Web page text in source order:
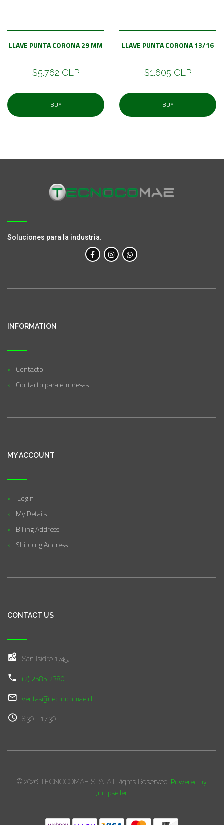
LLAVE PUNTA CORONA 29 MM
$5.762 CLP
BUY
LLAVE PUNTA CORONA 13/16
$1.605 CLP
BUY
Soluciones para la industria.
INFORMATION
Contacto
Contacto para empresas
MY ACCOUNT
Login
My Details
Billing Address
Shipping Address
CONTACT US
San Isidro 1745,
(2) 2585 2380
ventas@tecnocomae.cl
8:30 - 17:30
© 2026 TECNOCOMAE SPA. All Rights Reserved. Powered by
Jumpseller.